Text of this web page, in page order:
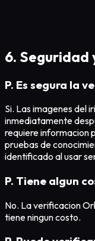
6. Seguridad
P. Es segura la
Si. Las imagenes del
inmediatamente
requiere informacion
pruebas de
identificado al usar
P. Tiene algun
No. La verificacion
tiene ningun costo.